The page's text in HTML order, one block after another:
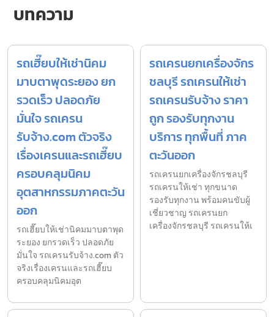
บทความ
รถเฮี๊ยบให้เช่านิคม
มาบตาพุดระยอง ยก
รวดเร็ว ปลอดภัย
มั่นใจ รถเครน
รับจ้าง.com ตัวจริง
เรื่องเครนและรถเฮี๊ยบ
ครอบคลุมนิคม
อุตสาหกรรมภาคตะวัน
ออก
รถเฮี๊ยบให้เช่านิคมมาบตาพุด
ระยอง ยกรวดเร็ว ปลอดภัย
มั่นใจ รถเครนรับจ้าง.com ตัว
จริงเรื่องเครนและรถเฮี๊ยบ
ครอบคลุมนิคมอุต
รถเครนยกเครื่องจักร
ชลบุรี รถเครนให้เช่า
รถเครนรับจ้าง ราคา
ถูก รองรับทุกงาน
บริการ ทุกพื้นที่ ภาค
ตะวันออก
รถเครนยกเครื่องจักรชลบุรี
รถเครนให้เช่า ทุกขนาด
รองรับทุกงาน พร้อมคนขับผู้
เชี่ยวชาญ รถเครนยก
เครื่องจักรชลบุรี รถเครนให้เ